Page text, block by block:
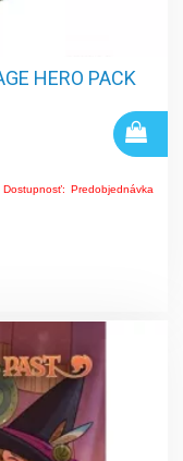
HERO PACK
Dostupnosť: Predobjednávka